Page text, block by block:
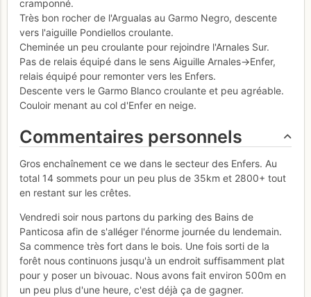
cramponné.
Très bon rocher de l'Argualas au Garmo Negro, descente
vers l'aiguille Pondiellos croulante.
Cheminée un peu croulante pour rejoindre l'Arnales Sur.
Pas de relais équipé dans le sens Aiguille Arnales->Enfer,
relais équipé pour remonter vers les Enfers.
Descente vers le Garmo Blanco croulante et peu agréable.
Couloir menant au col d'Enfer en neige.
Commentaires personnels
Gros enchaînement ce we dans le secteur des Enfers. Au
total 14 sommets pour un peu plus de 35km et 2800+ tout
en restant sur les crêtes.
Vendredi soir nous partons du parking des Bains de
Panticosa afin de s'alléger l'énorme journée du lendemain.
Sa commence très fort dans le bois. Une fois sorti de la
forêt nous continuons jusqu'à un endroit suffisamment plat
pour y poser un bivouac. Nous avons fait environ 500m en
un peu plus d'une heure, c'est déjà ça de gagner.